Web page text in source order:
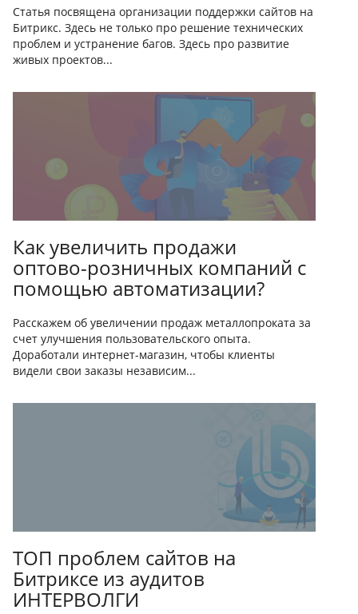
Статья посвящена организации поддержки сайтов на
Битрикс. Здесь не только про решение технических
проблем и устранение багов. Здесь про развитие
живых проектов...
Как увеличить продажи
оптово-розничных компаний с
помощью автоматизации?
Расскажем об увеличении продаж металлопроката за
счет улучшения пользовательского опыта.
Доработали интернет-магазин, чтобы клиенты
видели свои заказы независим...
ТОП проблем сайтов на
Битриксе из аудитов
ИНТЕРВОЛГИ